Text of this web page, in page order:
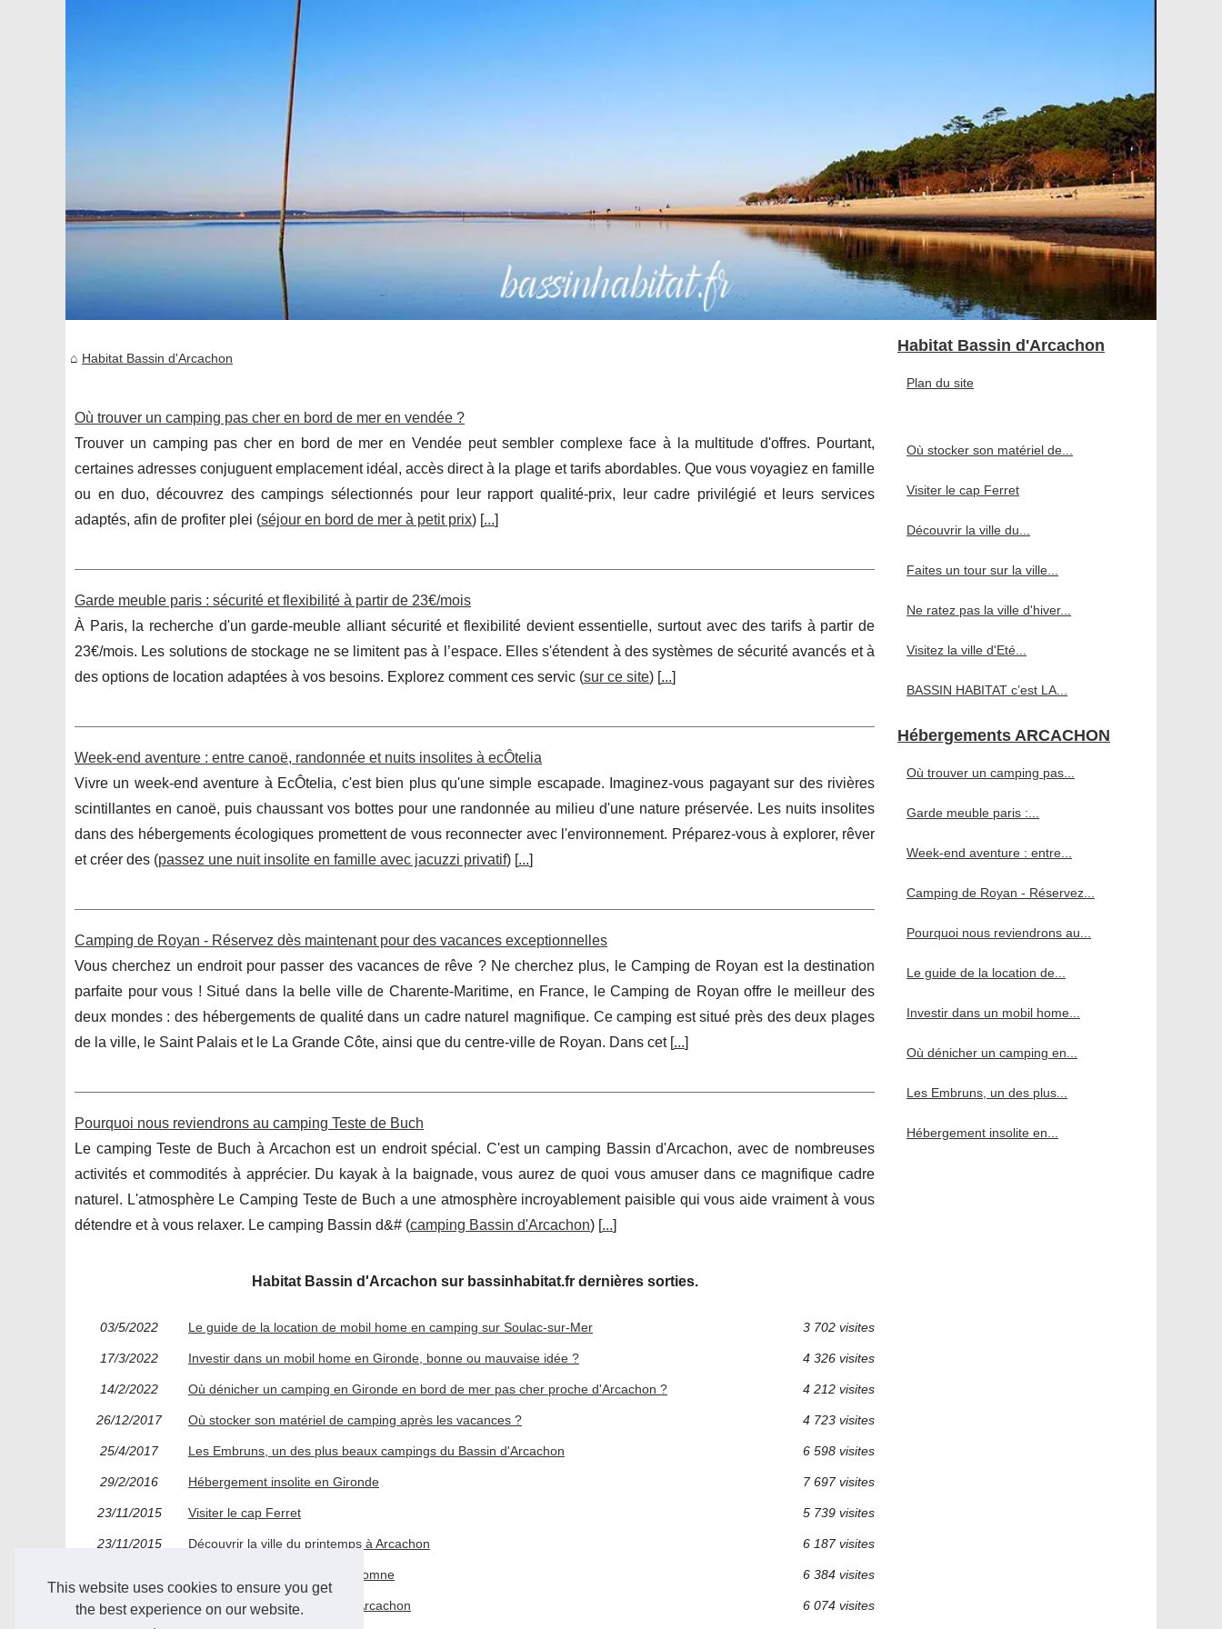
This website uses cookies to ensure you get
the best experience on our website.
Habitat Bassin d'Arcachon
Où trouver un camping pas cher en bord de mer en vendée ?
Trouver un camping pas cher en bord de mer en Vendée peut sembler complexe face à la multitude d'offres. Pourtant,
certaines adresses conjuguent emplacement idéal, accès direct à la plage et tarifs abordables. Que vous voyagiez en famille
ou en duo, découvrez des campings sélectionnés pour leur rapport qualité-prix, leur cadre privilégié et leurs services
adaptés, afin de profiter plei (séjour en bord de mer à petit prix) [...]
Garde meuble paris : sécurité et flexibilité à partir de 23€/mois
À Paris, la recherche d'un garde-meuble alliant sécurité et flexibilité devient essentielle, surtout avec des tarifs à partir de
23€/mois. Les solutions de stockage ne se limitent pas à l’espace. Elles s'étendent à des systèmes de sécurité avancés et à
des options de location adaptées à vos besoins. Explorez comment ces servic (sur ce site) [...]
Week-end aventure : entre canoë, randonnée et nuits insolites à ecÔtelia
Vivre un week-end aventure à EcÔtelia, c'est bien plus qu'une simple escapade. Imaginez-vous pagayant sur des rivières
scintillantes en canoë, puis chaussant vos bottes pour une randonnée au milieu d'une nature préservée. Les nuits insolites
dans des hébergements écologiques promettent de vous reconnecter avec l'environnement. Préparez-vous à explorer, rêver
et créer des (passez une nuit insolite en famille avec jacuzzi privatif) [...]
Camping de Royan - Réservez dès maintenant pour des vacances exceptionnelles
Vous cherchez un endroit pour passer des vacances de rêve ? Ne cherchez plus, le Camping de Royan est la destination
parfaite pour vous ! Situé dans la belle ville de Charente-Maritime, en France, le Camping de Royan offre le meilleur des
deux mondes : des hébergements de qualité dans un cadre naturel magnifique. Ce camping est situé près des deux plages
de la ville, le Saint Palais et le La Grande Côte, ainsi que du centre-ville de Royan. Dans cet [...]
Pourquoi nous reviendrons au camping Teste de Buch
Le camping Teste de Buch à Arcachon est un endroit spécial. C'est un camping Bassin d'Arcachon, avec de nombreuses
activités et commodités à apprécier. Du kayak à la baignade, vous aurez de quoi vous amuser dans ce magnifique cadre
naturel. L'atmosphère Le Camping Teste de Buch a une atmosphère incroyablement paisible qui vous aide vraiment à vous
détendre et à vous relaxer. Le camping Bassin d&# (camping Bassin d'Arcachon) [...]
Habitat Bassin d'Arcachon sur bassinhabitat.fr dernières sorties.
03/5/2022 Le guide de la location de mobil home en camping sur Soulac-sur-Mer 3 702 visites
17/3/2022 Investir dans un mobil home en Gironde, bonne ou mauvaise idée ? 4 326 visites
14/2/2022 Où dénicher un camping en Gironde en bord de mer pas cher proche d'Arcachon ? 4 212 visites
26/12/2017 Où stocker son matériel de camping après les vacances ? 4 723 visites
25/4/2017 Les Embruns, un des plus beaux campings du Bassin d'Arcachon 6 598 visites
29/2/2016 Hébergement insolite en Gironde 7 697 visites
23/11/2015 Visiter le cap Ferret 5 739 visites
23/11/2015 Découvrir la ville du printemps à Arcachon 6 187 visites
Faites un tour sur la ville d'Automne 6 384 visites
23/11/2015 Ne ratez pas la ville d'hiver d'Arcachon 6 074 visites
Habitat Bassin d'Arcachon
Plan du site
Où stocker son matériel de...
Visiter le cap Ferret
Découvrir la ville du...
Faites un tour sur la ville...
Ne ratez pas la ville d'hiver...
Visitez la ville d'Eté...
BASSIN HABITAT c’est LA...
Hébergements ARCACHON
Où trouver un camping pas...
Garde meuble paris :...
Week-end aventure : entre...
Camping de Royan - Réservez...
Pourquoi nous reviendrons au...
Le guide de la location de...
Investir dans un mobil home...
Où dénicher un camping en...
Les Embruns, un des plus...
Hébergement insolite en...